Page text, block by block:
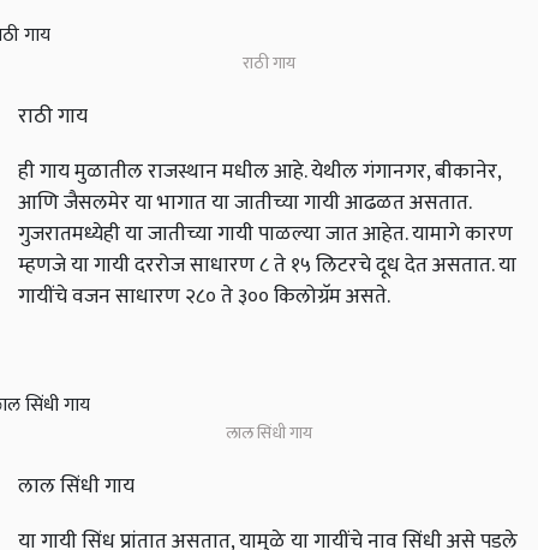
राठी गाय
राठी गाय
ही गाय मुळातील राजस्थान मधील आहे. येथील गंगानगर, बीकानेर,
आणि जैसलमेर या भागात या जातीच्या गायी आढळत असतात.
गुजरातमध्येही या जातीच्या गायी पाळल्या जात आहेत. यामागे कारण
म्हणजे या गायी दररोज साधारण ८ ते १५ लिटरचे दूध देत असतात. या
गायींचे वजन साधारण २८० ते ३०० किलोग्रॅम असते.
लाल सिंधी गाय
लाल सिंधी गाय
या गायी सिंध प्रांतात असतात, यामुळे या गायींचे नाव सिंधी असे पडले